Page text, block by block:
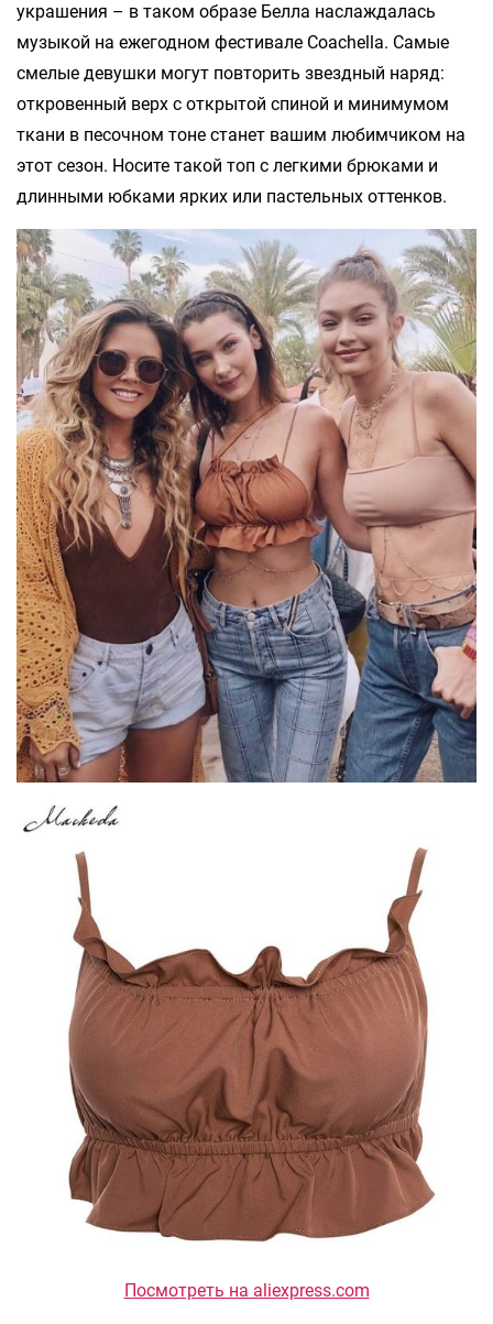
украшения – в таком образе Белла наслаждалась
музыкой на ежегодном фестивале Coachella. Самые
смелые девушки могут повторить звездный наряд:
откровенный верх с открытой спиной и минимумом
ткани в песочном тоне станет вашим любимчиком на
этот сезон. Носите такой топ с легкими брюками и
длинными юбками ярких или пастельных оттенков.
Посмотреть на aliexpress.com